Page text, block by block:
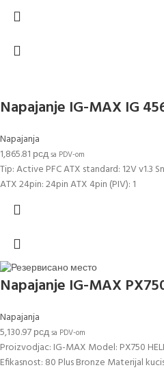
Napajanje IG-MAX IG
Napajanja
1,865.81 рсдsa PDV-om
Tip: Active PFC ATX standard: 12V v1.3
ATX 24pin: 24pin ATX 4pin (PIV): 1
Napajanje IG-MAX
Napajanja
5,130.97рсдsa PDV-om
Proizvodjac: IG-MAX Model: PX750
Efikasnost: 80 Plus Bronze Materijal